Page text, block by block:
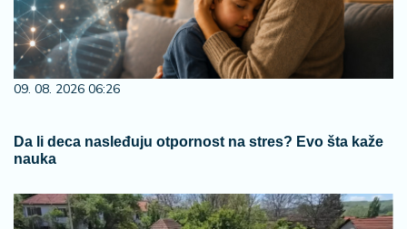
09. 08. 2026 06:26
Da li deca nasleđuju otpornost na stres? Evo šta kaže
nauka